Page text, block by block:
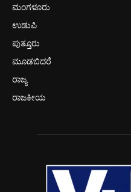
ಮಂಗಳೂರು
ಉಡುಪಿ
ಪುತ್ತೂರು
ಮೂಡಬಿದರೆ
ರಾಜ್ಯ
ರಾಜಕೀಯ